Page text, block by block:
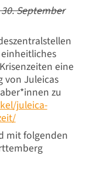
September
eine
von Juleicas
zu
juleica-
mit folgenden